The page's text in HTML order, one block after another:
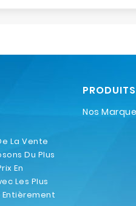
La Vente
Du Plus
En
Les Plus
Entièrement
PRODUITS
Nos